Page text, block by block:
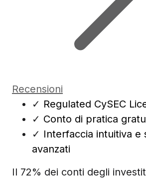
Recensioni
✓ Regulated CySEC
✓ Conto di pratica
✓ Interfaccia intuitiva e
avanzati
Il 72% dei conti degli